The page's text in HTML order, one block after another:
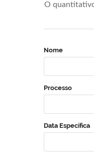
O
Nome
Processo
Data Específica